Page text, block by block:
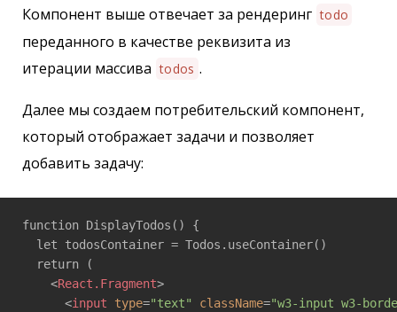
Компонент выше отвечает за рендеринг todo
переданного в качестве реквизита из
итерации массива todos .
Далее мы создаем потребительский компонент,
который отображает задачи и позволяет
добавить задачу:
function DisplayTodos() {
  let todosContainer = Todos.useContainer()
  return (
<React.Fragment>
<input type="text" className="w3-input w3-